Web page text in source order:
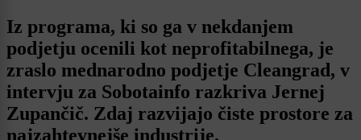
Iz programa, ki so ga v nekdanjem
podjetju ocenili kot neprofitabilnega, je
zraslo mednarodno podjetje Cleangrad, v
intervju za Sobotainfo razkriva Jernej
Zupančič. Zdaj razvijajo čiste prostore za
najzahtevnejše industrije.